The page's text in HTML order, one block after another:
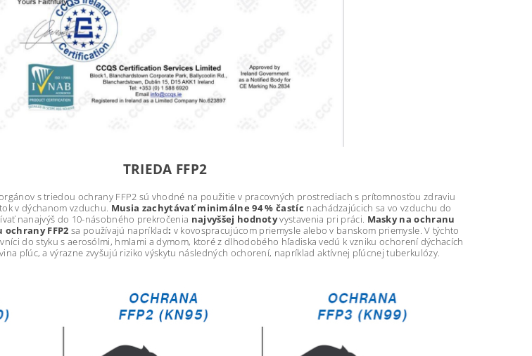
TRIEDA FFP2
s triedou ochrany FFP2 sú vhodné na použitie v pracovných prostrediach s prítomnosťou zdraviu
v dýchanom vzduchu. Musia zachytávať minimálne 94 % častíc nachádzajúcich sa vo vzduchu do
nanajvýš do 10-násobného prekročenia najvyššej hodnotyvystavenia pri práci. Masky na ochranu
FFP2 sa používajú napríklad: v kovospracujúcom priemysle alebo v banskom priemysle. V týchto
do styku s aerosólmi, hmlami a dymom, ktoré z dlhodobého hľadiska vedú k vzniku ochorení dýchacích
pľúc, a výrazne zvyšujú riziko výskytu následných ochorení, napríklad aktívnej pľúcnej tuberkulózy.